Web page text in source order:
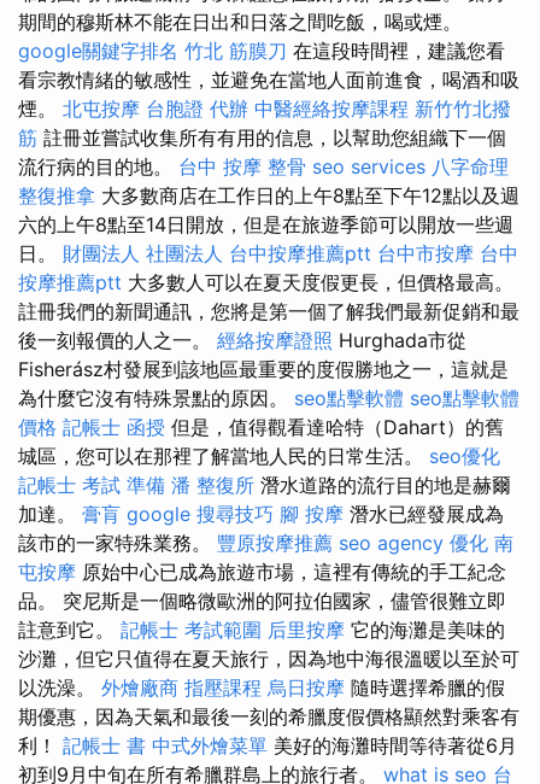
期間的穆斯林不能在日出和日落之間吃飯，喝或煙。
google關鍵字排名 竹北 筋膜刀 在這段時間裡，建議您看
看宗教情緒的敏感性，並避免在當地人面前進食，喝酒和吸
煙。 北屯按摩 台胞證 代辦 中醫經絡按摩課程 新竹竹北撥
筋 註冊並嘗試收集所有有用的信息，以幫助您組織下一個
流行病的目的地。 台中 按摩 整骨 seo services 八字命理
整復推拿 大多數商店在工作日的上午8點至下午12點以及週
六的上午8點至14日開放，但是在旅遊季節可以開放一些週
日。 財團法人 社團法人 台中按摩推薦ptt 台中市按摩 台中
按摩推薦ptt 大多數人可以在夏天度假更長，但價格最高。
註冊我們的新聞通訊，您將是第一個了解我們最新促銷和最
後一刻報價的人之一。 經絡按摩證照 Hurghada市從
Fisherász村發展到該地區最重要的度假勝地之一，這就是
為什麼它沒有特殊景點的原因。 seo點擊軟體 seo點擊軟體
價格 記帳士 函授 但是，值得觀看達哈特（Dahart）的舊
城區，您可以在那裡了解當地人民的日常生活。 seo優化
記帳士 考試 準備 潘 整復所 潛水道路的流行目的地是赫爾
加達。 膏肓 google 搜尋技巧 腳 按摩 潛水已經發展成為
該市的一家特殊業務。 豐原按摩推薦 seo agency 優化 南
屯按摩 原始中心已成為旅遊市場，這裡有傳統的手工紀念
品。 突尼斯是一個略微歐洲的阿拉伯國家，儘管很難立即
註意到它。 記帳士 考試範圍 后里按摩 它的海灘是美味的
沙灘，但它只值得在夏天旅行，因為地中海很溫暖以至於可
以洗澡。 外燴廠商 指壓課程 烏日按摩 隨時選擇希臘的假
期優惠，因為天氣和最後一刻的希臘度假價格顯然對乘客有
利！ 記帳士 書 中式外燴菜單 美好的海灘時間等待著從6月
初到9月中旬在所有希臘群島上的旅行者。 what is seo 台